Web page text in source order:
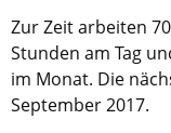
Zur Zeit arbeiten
Stunden am Tag
im Monat. Die
September 2017.